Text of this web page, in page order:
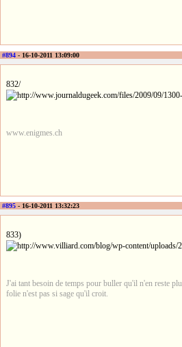
#894 - 16-10-2011 13:09:00
832/
www.enigmes.ch
#895 - 16-10-2011 13:32:23
833)
J'ai tant besoin de temps pour buller qu'il n'en reste
folie n'est pas si sage qu'il croit.